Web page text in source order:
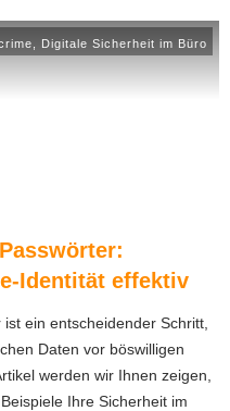
Digitale Sicherheit im Büro
Identität effektiv
ein entscheidender Schritt,
Daten vor böswilligen
werden wir Ihnen zeigen,
Ihre Sicherheit im